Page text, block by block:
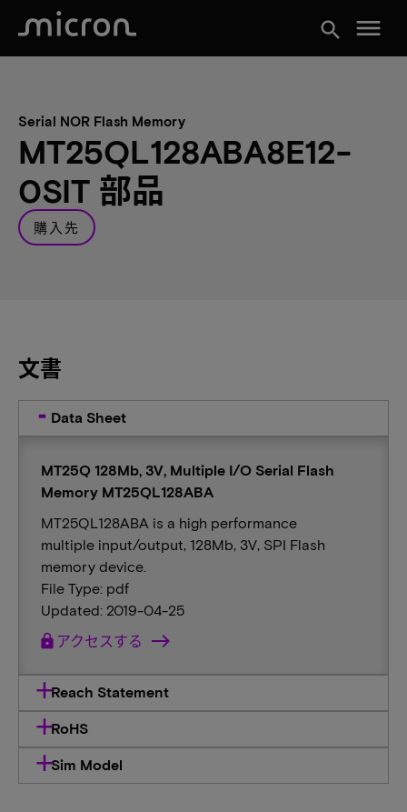
search menu
Serial NOR Flash Memory
MT25QL128ABA8E12-
0SIT 部品
購入先
文書
Data Sheet
MT25Q 128Mb, 3V, Multiple I/O Serial Flash
Memory MT25QL128ABA
MT25QL128ABA is a high performance
multiple input/output, 128Mb, 3V, SPI Flash
memory device.
File Type: pdf
Updated: 2019-04-25
lock アクセスする
Reach Statement
RoHS
Sim Model